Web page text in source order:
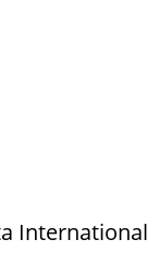
International